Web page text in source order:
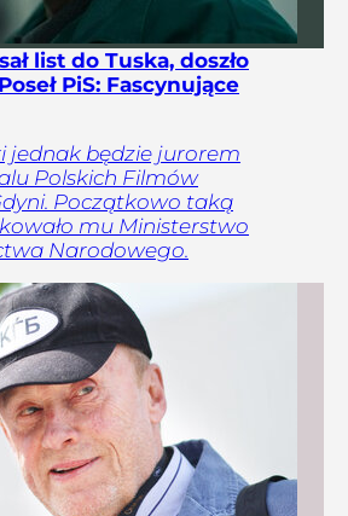
list do Tuska, doszło
PiS: Fascynujące
jednak będzie jurorem
Polskich Filmów
Początkowo taką
mu Ministerstwo
Narodowego.